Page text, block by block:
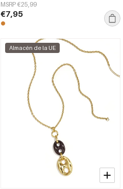
MSRP €25,99
€7,95
Almacén de la UE